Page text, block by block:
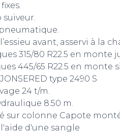
suiveur.
avant, asservi à la
315/80 R22.5 en monte
445/65 R22.5 en monte
type 2490 S
24 t/m.
8.50 m.
sur colonne Capote
d'une sangle